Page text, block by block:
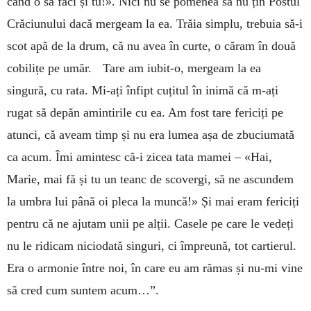
Crăciunului dacă mergeam la ea. Trăia simplu, trebuia să-i
scot apă de la drum, că nu avea în curte, o căram în două
cobilițe pe umăr. Tare am iubit-o, mergeam la ea
singură, cu rata. Mi-ați înfipt cuțitul în inimă că m-ați
rugat să depăn amintirile cu ea. Am fost tare fericiți pe
atunci, că aveam timp și nu era lumea așa de zbuciumată
ca acum. Îmi amintesc că-i zicea tata mamei – «Hai,
Marie, mai fă și tu un teanc de scovergi, să ne ascundem
la umbra lui până oi pleca la muncă!» Și mai eram fericiți
pentru că ne ajutam unii pe alții. Casele pe care le vedeți
nu le ridicam niciodată singuri, ci împreună, tot cartierul.
Era o armonie între noi, în care eu am rămas și nu-mi vine
să cred cum suntem acum…”.